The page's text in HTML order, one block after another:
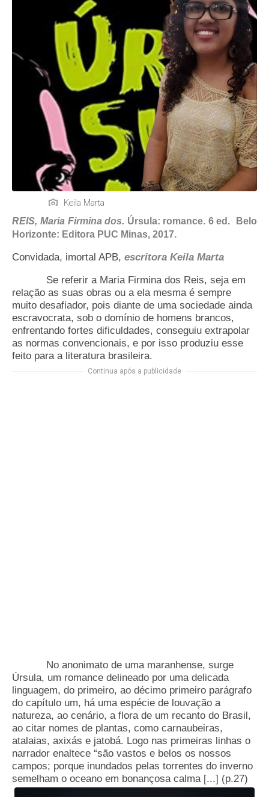
Keila Marta
REIS, Maria Firmina dos. Úrsula: romance. 6 ed.
Belo
Horizonte: Editora PUC Minas, 2017.
Convidada, imortal APB,escritoraKeila Marta
Se referir a Maria Firmina dos Reis, seja em
relação as suas obras ou a ela mesma é sempre
muito desafiador, pois diante de uma sociedade ainda
escravocrata, sob o domínio de homens brancos,
enfrentando fortes dificuldades, conseguiu extrapolar
as normas convencionais, e por isso produziu esse
feito para a literatura brasileira.
Continua após a publicidade
No anonimato de uma maranhense, surge
Úrsula, um romance delineado por uma delicada
linguagem, do primeiro, ao décimo primeiro parágrafo
do capítulo um, há uma espécie de louvação a
natureza, ao cenário, a flora de um recanto do Brasil,
ao citar nomes de plantas, como carnaubeiras,
atalaias, axixás e jatobá. Logo nas primeiras linhas o
narrador enaltece “são vastos e belos os nossos
campos; porque inundados pelas torrentes do inverno
semelham o oceano em bonançosa calma [...] (p.27)